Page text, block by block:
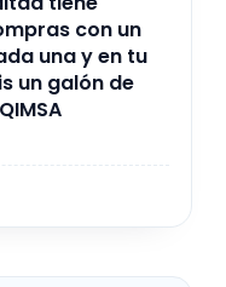
con un
una y en tu
un galón de